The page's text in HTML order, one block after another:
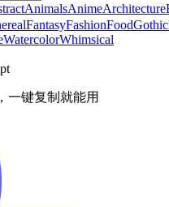
AnimalsAnimeArchitecture
FantasyFashionFoodGothic
WatercolorWhimsical
一键复制就能用